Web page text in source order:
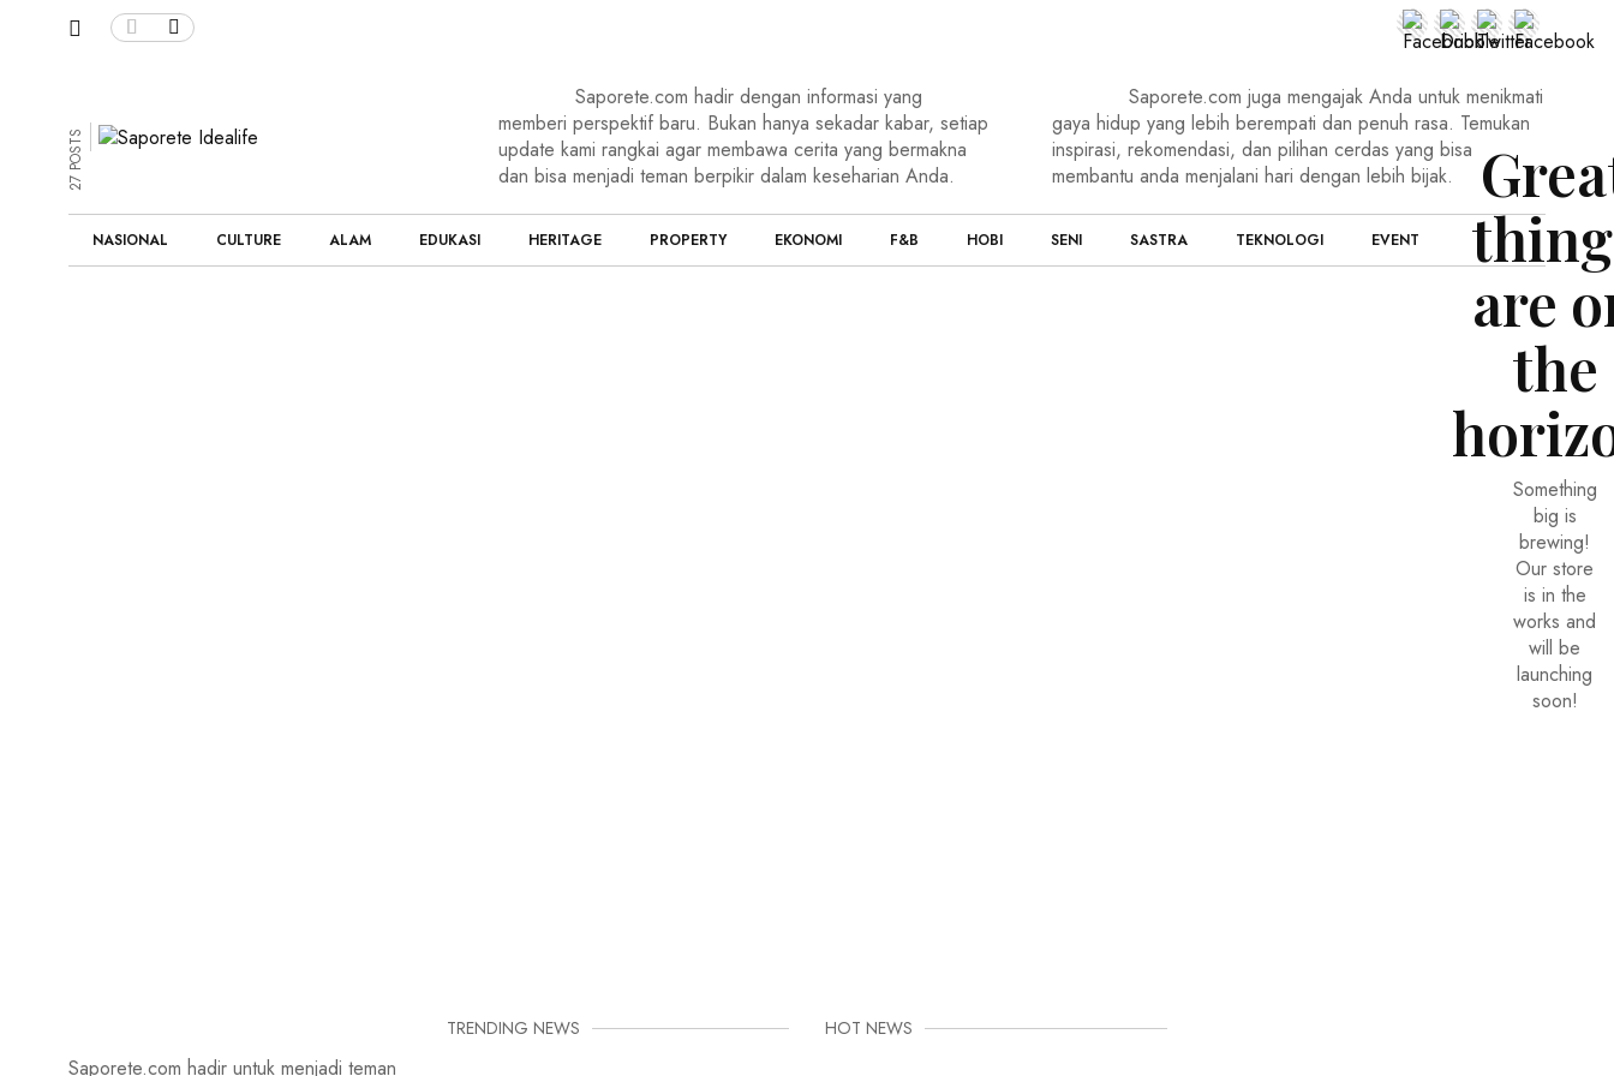
27 POSTS
Saporete.com hadir dengan informasi yang
memberi perspektif baru. Bukan hanya sekadar kabar, setiap
update kami rangkai agar membawa cerita yang bermakna
dan bisa menjadi teman berpikir dalam keseharian Anda.
Saporete.com juga mengajak Anda untuk menikmati
gaya hidup yang lebih berempati dan penuh rasa. Temukan
inspirasi, rekomendasi, dan pilihan cerdas yang bisa
membantu anda menjalani hari dengan lebih bijak.
NASIONAL CULTURE ALAM EDUKASI HERITAGE PROPERTY EKONOMI F&B HOBI SENI SASTRA TEKNOLOGI EVENT
are
the
Something
big is
brewing!
Our store
is in the
works and
will be
launching
soon!
Saporete.com hadir untuk menjadi teman
TRENDING NEWS HOT NEWS